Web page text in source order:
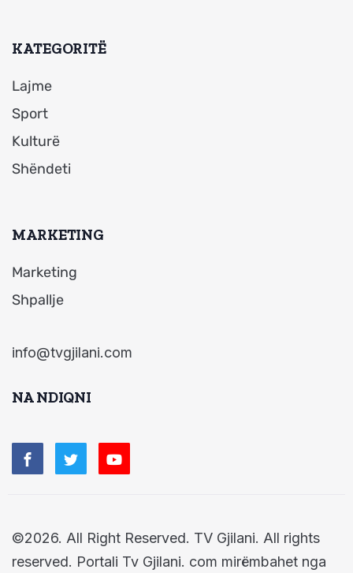
KATEGORITË
Lajme
Sport
Kulturë
Shëndeti
MARKETING
Marketing
Shpallje
info@tvgjilani.com
NA NDIQNI
©2026. All Right Reserved. TV Gjilani. All rights
reserved. Portali Tv Gjilani. com mirëmbahet nga